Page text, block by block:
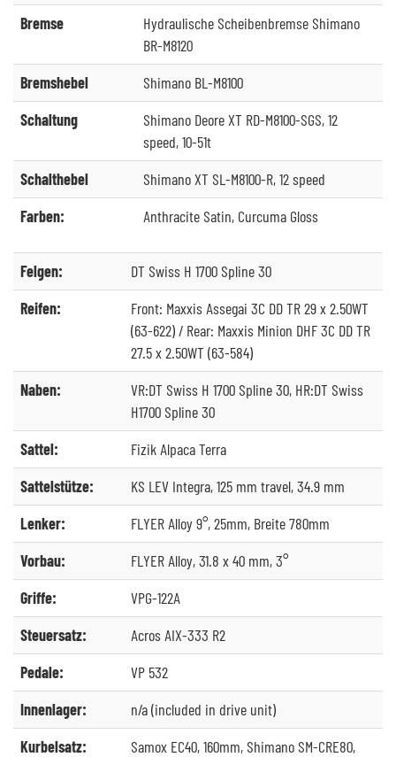
Bremse
Hydraulische Scheibenbremse Shimano
BR-M8120
Bremshebel
Shimano BL-M8100
Schaltung
Shimano Deore XT RD-M8100-SGS, 12
speed, 10-51t
Schalthebel
Shimano XT SL-M8100-R, 12 speed
Farben:
Anthracite Satin, Curcuma Gloss
Felgen:
DT Swiss H 1700 Spline 30
Reifen:
Front: Maxxis Assegai 3C DD TR 29 x 2.50WT
(63-622) / Rear: Maxxis Minion DHF 3C DD TR
27.5 x 2.50WT (63-584)
Naben:
VR:DT Swiss H 1700 Spline 30, HR:DT Swiss
H1700 Spline 30
Sattel:
Fizik Alpaca Terra
Sattelstütze:
KS LEV Integra, 125 mm travel, 34.9 mm
Lenker:
FLYER Alloy 9°, 25mm, Breite 780mm
Vorbau:
FLYER Alloy, 31.8 x 40 mm, 3°
Griffe:
VPG-122A
Steuersatz:
Acros AIX-333 R2
Pedale:
VP 532
Innenlager:
n/a (included in drive unit)
Kurbelsatz:
Samox EC40, 160mm, Shimano SM-CRE80,